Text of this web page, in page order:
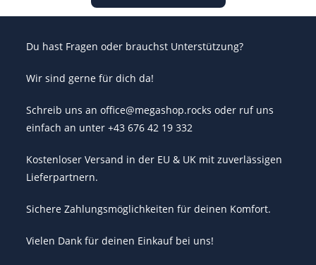
Du hast Fragen oder brauchst Unterstützung?
Wir sind gerne für dich da!
Schreib uns an office@megashop.rocks oder ruf uns
einfach an unter +43 676 42 19 332
Kostenloser Versand in der EU & UK mit zuverlässigen
Lieferpartnern.
Sichere Zahlungsmöglichkeiten für deinen Komfort.
Vielen Dank für deinen Einkauf bei uns!